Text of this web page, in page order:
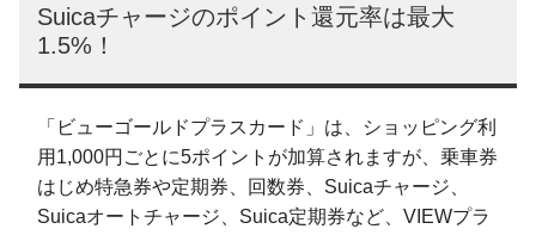
Suicaチャージのポイント還元率は最大
1.5%！
「ビューゴールドプラスカード」は、ショッピング利
用1,000円ごとに5ポイントが加算されますが、乗車券
はじめ特急券や定期券、回数券、Suicaチャージ、
Suicaオートチャージ、Suica定期券など、VIEWプラ